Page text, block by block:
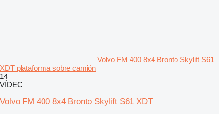
Volvo FM 400 8x4 Bronto Skylift S61
XDT plataforma sobre camión
14
VÍDEO
Volvo FM 400 8x4 Bronto Skylift S61 XDT